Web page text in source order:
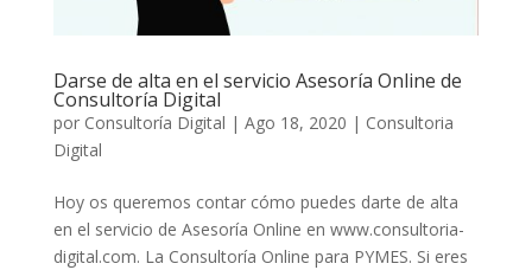
Darse de alta en el servicio Asesoría Online de
Consultoría Digital
por Consultoría Digital | Ago 18, 2020 | Consultoria
Digital
Hoy os queremos contar cómo puedes darte de alta
en el servicio de Asesoría Online en www.consultoria-
digital.com. La Consultoría Online para PYMES. Si eres